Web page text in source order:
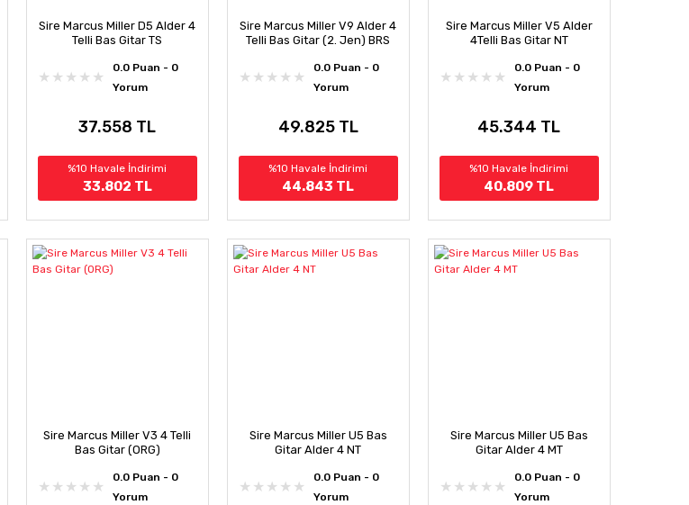
Sire Marcus Miller D5 Alder 4
Telli Bas Gitar TS
0.0 Puan - 0
Yorum
37.558 TL
%10 Havale İndirimi
33.802 TL
Sire Marcus Miller V9 Alder 4
Telli Bas Gitar (2. Jen) BRS
0.0 Puan - 0
Yorum
49.825 TL
%10 Havale İndirimi
44.843 TL
Sire Marcus Miller V5 Alder
4Telli Bas Gitar NT
0.0 Puan - 0
Yorum
45.344 TL
%10 Havale İndirimi
40.809 TL
Sire Marcus Miller V3 4 Telli
Bas Gitar (ORG)
0.0 Puan - 0
Yorum
Sire Marcus Miller U5 Bas
Gitar Alder 4 NT
0.0 Puan - 0
Yorum
Sire Marcus Miller U5 Bas
Gitar Alder 4 MT
0.0 Puan - 0
Yorum